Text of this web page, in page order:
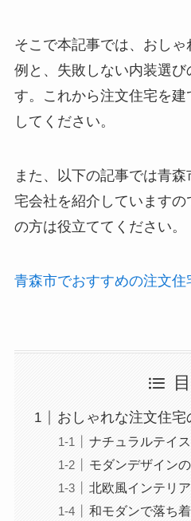
そこで本記事では、おし
例と、失敗しない内装選び
す。これから注文住宅を
してください。
また、以下の記事では青
宅会社を紹介しています
の方は役立ててください。
青森市でおすすめの注文住
おしゃれな注文住宅
ナチュラルテイ
モダンデザイン
北欧風インテリ
和モダンで落ち